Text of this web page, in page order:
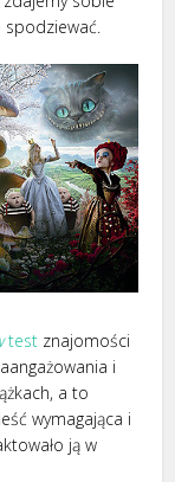
test znajomości
i
a to
wymagająca i
ją w